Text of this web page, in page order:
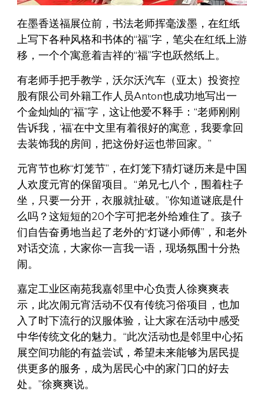
在墨香送福展位前，书法老师挥毫泼墨，在红纸
上写下各种风格和书体的“福”字，笔尖在红纸上游
移，一个个寓意着吉祥的“福”字也跃然纸上。
有老师手把手教学，沃尔沃汽车（亚太）投资控
股有限公司外籍工作人员Anton也成功地写出一
个金灿灿的“福”字，这让他爱不释手：“老师刚刚
告诉我，‘福’在中文里有着很好的寓意，我要拿回
去装饰我的房间，把这份好运也带回家。”
元宵节也称“灯笼节”，在灯笼下猜灯谜历来是中国
人欢度元宵的保留项目。“弟兄七八个，围着柱子
坐，只要一分开，衣服就扯破。”你知道谜底是什
么吗？这短短的20个字可把老外给难住了。孩子
们自告奋勇地当起了老外的“灯谜小师傅”，和老外
对话交流，大家你一言我一语，现场氛围十分热
闹。
嘉定工业区南苑我嘉邻里中心负责人徐爽爽表
示，此次闹元宵活动不仅有传统习俗项目，也加
入了时下流行的汉服体验，让大家在活动中感受
中华传统文化的魅力。“此次活动也是邻里中心拓
展空间功能的有益尝试，希望未来能够为居民提
供更多的服务，成为居民心中的家门口的好去
处。”徐爽爽说。